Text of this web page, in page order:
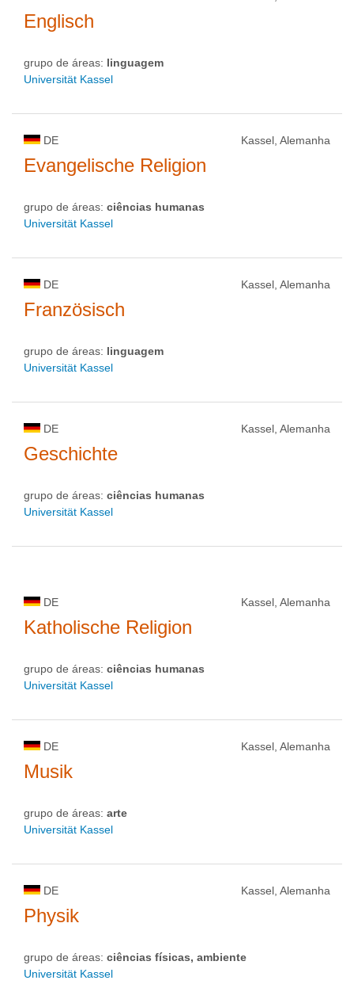
Englisch
grupo de áreas: linguagem
Universität Kassel
DE Kassel, Alemanha
Evangelische Religion
grupo de áreas: ciências humanas
Universität Kassel
DE Kassel, Alemanha
Französisch
grupo de áreas: linguagem
Universität Kassel
DE Kassel, Alemanha
Geschichte
grupo de áreas: ciências humanas
Universität Kassel
DE Kassel, Alemanha
Katholische Religion
grupo de áreas: ciências humanas
Universität Kassel
DE Kassel, Alemanha
Musik
grupo de áreas: arte
Universität Kassel
DE Kassel, Alemanha
Physik
grupo de áreas: ciências físicas, ambiente
Universität Kassel